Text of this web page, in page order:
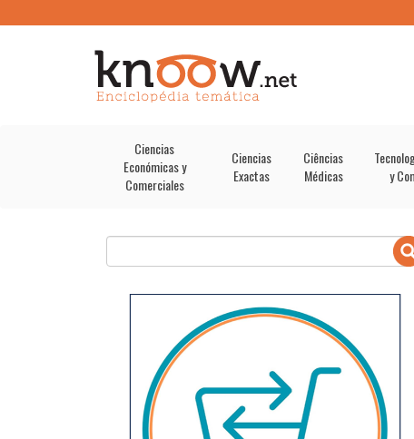
Ciencias
Económicas y
Comerciales
Ciencias
Exactas
Ciências
Médicas
y